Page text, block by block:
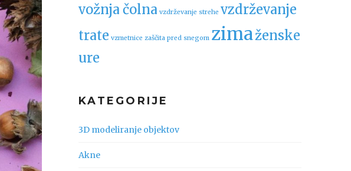
vožnja čolna vzdrževanje strehe vzdrževanje
trate vzmetnice zaščita pred snegom zimaženske
ure
KATEGORIJE
3D modeliranje objektov
Akne